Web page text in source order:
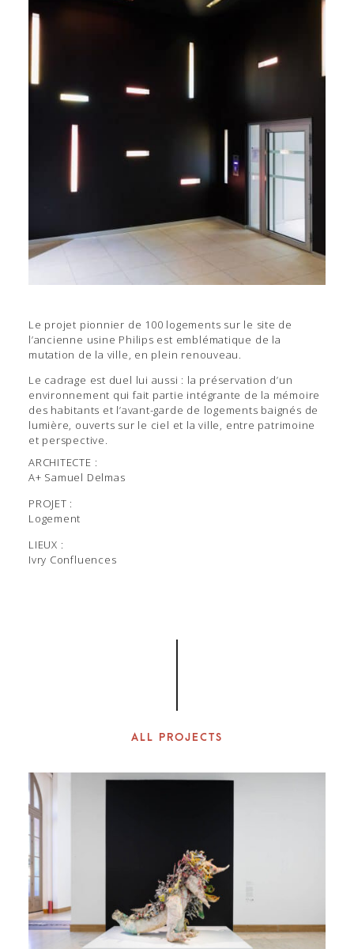
Le projet pionnier de 100 logements sur le site de
l’ancienne usine Philips est emblématique de la
mutation de la ville, en plein renouveau.
Le cadrage est duel lui aussi : la préservation d’un
environnement qui fait partie intégrante de la mémoire
des habitants et l’avant-garde de logements baignés de
lumière, ouverts sur le ciel et la ville, entre patrimoine
et perspective.
ARCHITECTE :
A+ Samuel Delmas
PROJET :
Logement
LIEUX :
Ivry Confluences
ALL PROJECTS